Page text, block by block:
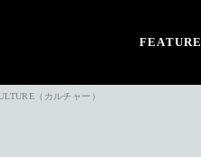
FEATURE
（カルチャー）